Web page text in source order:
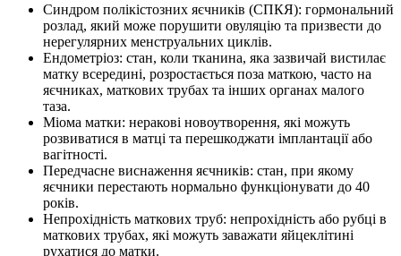
Синдром полікістозних яєчників (СПКЯ): гормональний
розлад, який може порушити овуляцію та призвести до
нерегулярних менструальних циклів.
Ендометріоз: стан, коли тканина, яка зазвичай вистилає
матку всередині, розростається поза маткою, часто на
яєчниках, маткових трубах та інших органах малого
таза.
Міома матки: неракові новоутворення, які можуть
розвиватися в матці та перешкоджати імплантації або
вагітності.
Передчасне виснаження яєчників: стан, при якому
яєчники перестають нормально функціонувати до 40
років.
Непрохідність маткових труб: непрохідність або рубці в
маткових трубах, які можуть заважати яйцеклітині
рухатися до матки.